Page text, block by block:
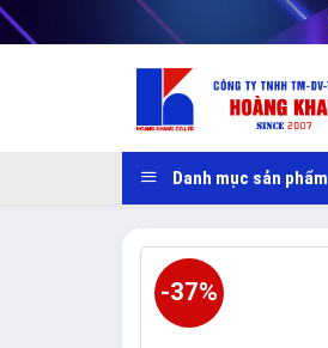
Skip
to
Danh mục sản phẩm
-37%